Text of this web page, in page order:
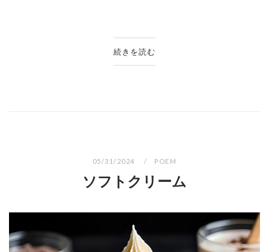
続きを読む
05/31/2024 POEM
ソフトクリーム